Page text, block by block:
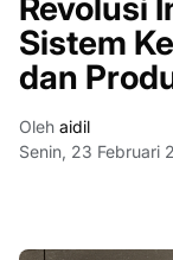
Revolusi
Sistem
dan
Oleh aidil
Senin, 23 Februari